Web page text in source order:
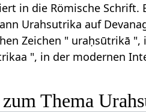
in die Römische Schrift.
Urahsutrika auf
Zeichen " uraḥsūtrikā ",
", in der modernen
Thema